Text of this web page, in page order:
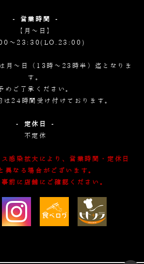
- 営業時間 -
【月～日】
～23:30(LO.23:00)
月～日（13時～23時半）迄となりま
す。
めご了承ください。
は24時間受け付けております。
- 定休日 -
不定休
感染拡大により、営業時間・定休日
異なる場合がございます。
前に店舗にご確認ください。